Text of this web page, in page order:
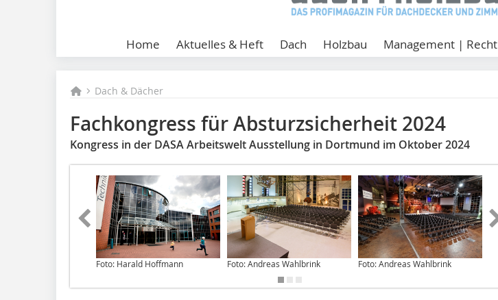
Home Aktuelles & Heft Dach Holzbau Management | Recht
Dach & Dächer
Fachkongress für Absturzsicherheit 2024
Kongress in der DASA Arbeitswelt Ausstellung in Dortmund im Oktober 2024
Foto: Harald Hoffmann Foto: Andreas Wahlbrink Foto: Andreas Wahlbrink